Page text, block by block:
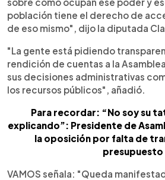
población tiene el derecho de
de eso mismo", dijo la diputada
"La gente está pidiendo
rendición de cuentas a la
sus decisiones administrativas
los recursos públicos", añadió.
Para recordar: “No soy su
explicando”: Presidente de
la oposición por falta de
presupuesto
VAMOS señala: "Queda